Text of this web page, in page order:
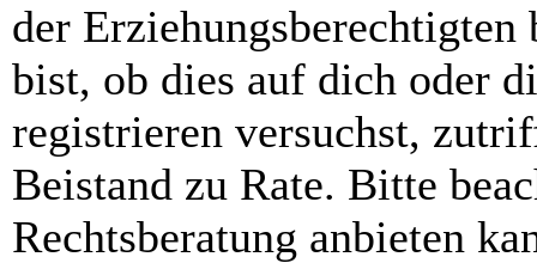
der
bist, ob dies auf dich oder
registrieren versuchst,
Beistand zu Rate. Bitte
Rechtsberatung anbieten